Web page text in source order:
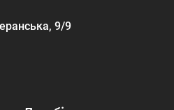
9/9